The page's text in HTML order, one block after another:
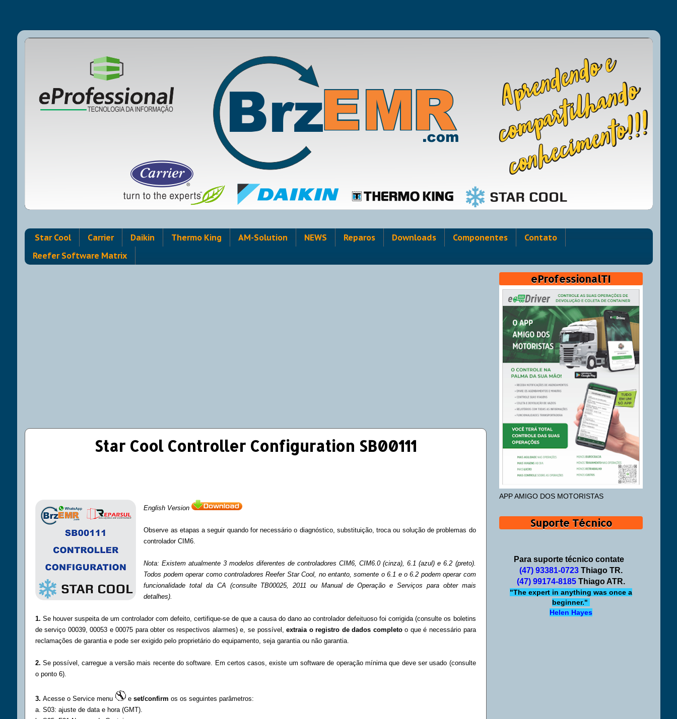
Star Cool Carrier Daikin Thermo King AM-Solution NEWS Reparos Downloads Componentes
Contato
Reefer Software Matrix
Star Cool Controller Configuration SB00111
English Version
Observe as etapas a seguir quando for necessário o diagnóstico, substituição, troca ou solução de problemas do
controlador CIM6.
Nota: Existem atualmente 3 modelos diferentes de controladores CIM6, CIM6.0 (cinza), 6.1 (azul) e 6.2 (preto).
Todos podem operar como controladores Reefer Star Cool, no entanto, somente o 6.1 e o 6.2 podem operar com
funcionalidade total da CA (consulte TB00025, 2011 ou Manual de Operação e Serviços para obter mais
detalhes).
1. Se houver suspeita de um controlador com defeito, certifique-se de que a causa do dano ao controlador defeituoso foi corrigida (consulte os boletins
de serviço 00039, 00053 e 00075 para obter os respectivos alarmes) e, se possível,extraia o registro de dados completoo que é necessário para
reclamações de garantia e pode ser exigido pelo proprietário do equipamento, seja garantia ou não garantia.
2. Se possível, carregue a versão mais recente do software. Em certos casos, existe um software de operação mínima que deve ser usado (consulte
o ponto 6).
3. Acesse o Service menu e set/confirm os os seguintes parâmetros:
a. S03: ajuste de data e hora (GMT).
eProfessionalTI
APP AMIGO DOS MOTORISTAS
Suporte Técnico
Para suporte técnico contate
(47) 93381-0723Thiago TR.
(47) 99174-8185Thiago ATR.
"The expert in anything was once a
beginner."
Helen Hayes